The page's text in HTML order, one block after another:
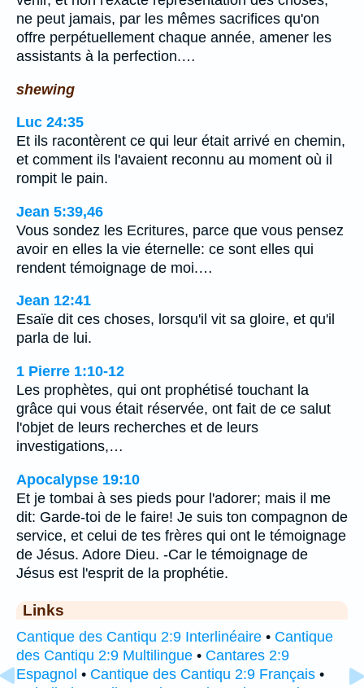
ne peut jamais, par les mêmes sacrifices qu'on
offre perpétuellement chaque année, amener les
assistants à la perfection.…
shewing
Luc 24:35
Et ils racontèrent ce qui leur était arrivé en chemin,
et comment ils l'avaient reconnu au moment où il
rompit le pain.
Jean 5:39,46
Vous sondez les Ecritures, parce que vous pensez
avoir en elles la vie éternelle: ce sont elles qui
rendent témoignage de moi.…
Jean 12:41
Esaïe dit ces choses, lorsqu'il vit sa gloire, et qu'il
parla de lui.
1 Pierre 1:10-12
Les prophètes, qui ont prophétisé touchant la
grâce qui vous était réservée, ont fait de ce salut
l'objet de leurs recherches et de leurs
investigations,…
Apocalypse 19:10
Et je tombai à ses pieds pour l'adorer; mais il me
dit: Garde-toi de le faire! Je suis ton compagnon de
service, et celui de tes frères qui ont le témoignage
de Jésus. Adore Dieu. -Car le témoignage de
Jésus est l'esprit de la prophétie.
Links
Cantique des Cantiqu 2:9 Interlinéaire • Cantique
des Cantiqu 2:9 Multilingue • Cantares 2:9
Espagnol • Cantique des Cantiqu 2:9 Français •